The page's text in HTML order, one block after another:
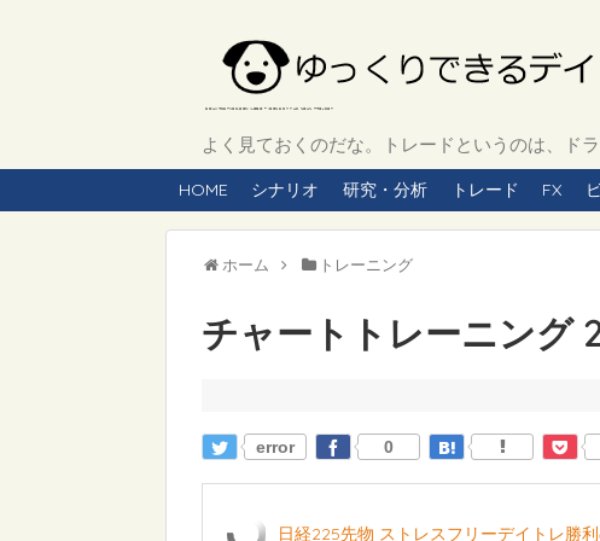
よく見ておくのだな。トレードというのは、ド
HOME シナリオ 研究・分析 トレード FX
ホーム トレーニング
チャートトレーニング
error 0
日経225先物 ストレスフリーデイトレ勝